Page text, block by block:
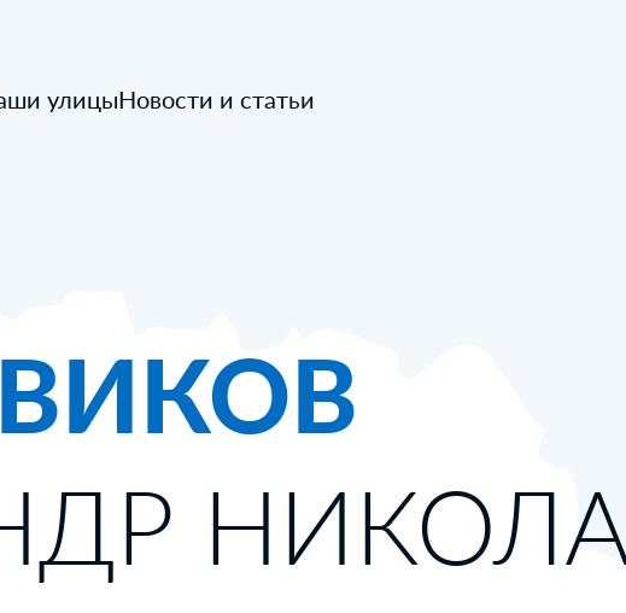
улицыНовости и статьи